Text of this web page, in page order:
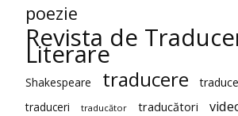
poezie
Revista de
Literare
Shakespeare traducere
traduceri
traducător traducători